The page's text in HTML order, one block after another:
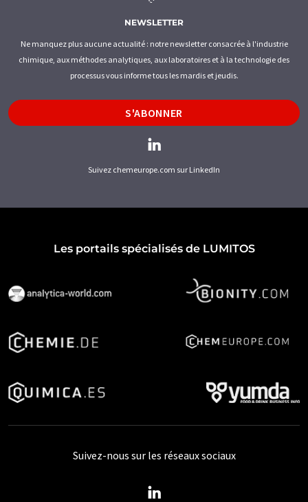
NEWSLETTER
Ne manquez plus aucune actualité : notre newsletter consacrée à l'industrie
chimique, aux méthodes analytiques, aux laboratoires et à la technologie des
processus vous informe tous les mardis et jeudis.
S'ABONNER
Suivez chemeurope.com sur LinkedIn
Les portails spécialisés de LUMITOS
Suivez-nous sur les réseaux sociaux